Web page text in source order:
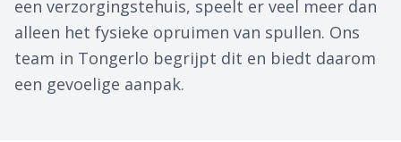
een verzorgingstehuis, speelt er veel meer dan
alleen het fysieke opruimen van spullen. Ons
team in Tongerlo begrijpt dit en biedt daarom
een gevoelige aanpak.